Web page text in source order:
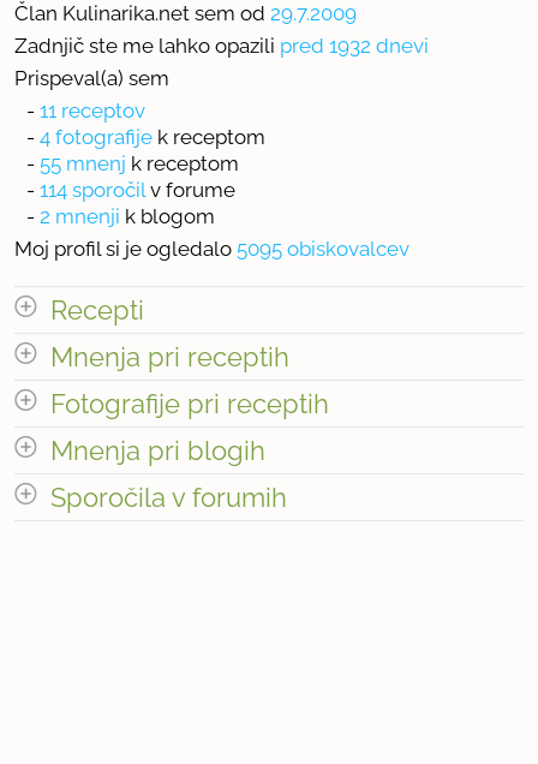
Član Kulinarika.net sem od 29.7.2009
Zadnjič ste me lahko opazili pred 1932 dnevi
Prispeval(a) sem
- 11 receptov
- 4 fotografije k receptom
- 55 mnenj k receptom
- 114 sporočil v forume
- 2 mnenji k blogom
Moj profil si je ogledalo 5095 obiskovalcev
Recepti
« prejšnja 1 2 naslednja Â»
Število receptov: 11
Mnenja pri receptih
odpri vse
« prejšnja 1 6 naslednja Â»
Fotografije pri receptih
Število fotografij pri receptih: 4
Mnenja pri blogih
odpri vse
Sporočila v forumih